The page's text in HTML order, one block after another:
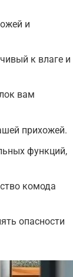
и
к влаге и
вам
прихожей.
функций,
комода
опасности